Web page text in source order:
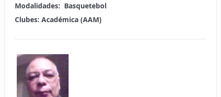
Modalidades: Basquetebol
Clubes: Académica (AAM)